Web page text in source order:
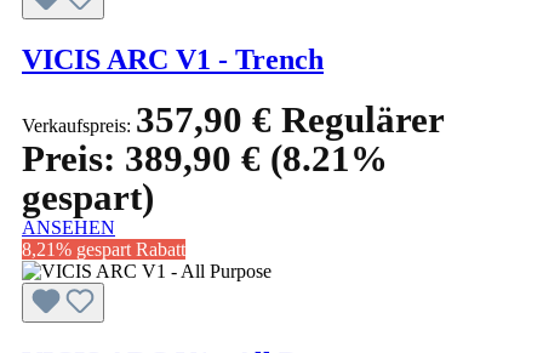
VICIS ARC V1 - Trench
Verkaufspreis: 357,90 € Regulärer
Preis: 389,90 € (8.21%
gespart)
ANSEHEN
8,21% gespart Rabatt